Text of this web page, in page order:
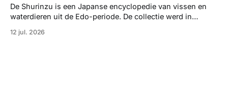
strikte wetenschap met prachtige, handgetekende
illustraties en kleurendrukplaten van Mayer zelf.
De Shurinzu is een Japanse encyclopedie van vissen en
waterdieren uit de Edo-periode. De collectie werd in
bekend om verfijnde technieken en bijna driedimensionale
12 jul. 2026